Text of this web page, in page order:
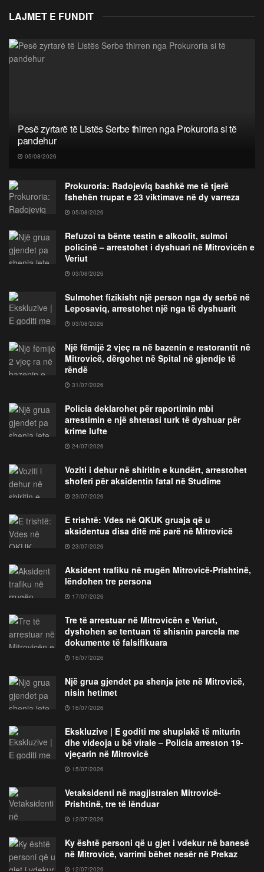
LAJMET E FUNDIT
Pesë zyrtarë të Listës Serbe thirren nga Prokuroria si të
pandehur
05/08/2026
Prokuroria: Radojeviq bashkë me të tjerë
fshehën trupat e 23 viktimave në dy varreza
05/08/2026
Refuzoi ta bënte testin e alkoolit, sulmoi
policinë – arrestohet i dyshuari në Mitrovicën e
Veriut
03/08/2026
Sulmohet fizikisht një person nga dy serbë në
Leposaviq, arrestohet një nga të dyshuarit
03/08/2026
Një fëmijë 2 vjeç ra në bazenin e restorantit në
Mitrovicë, dërgohet në Spital në gjendje të
rëndë
31/07/2026
Policia deklarohet për raportimin mbi
arrestimin e një shtetasi turk të dyshuar për
krime lufte
24/07/2026
Voziti i dehur në shiritin e kundërt, arrestohet
shoferi për aksidentin fatal në Studime
23/07/2026
E trishtë: Vdes në QKUK gruaja që u
aksidentua disa ditë më parë në Mitrovicë
23/07/2026
Aksident trafiku në rrugën Mitrovicë-Prishtinë,
lëndohen tre persona
17/07/2026
Tre të arrestuar në Mitrovicën e Veriut,
dyshohen se tentuan të shisnin parcela me
dokumente të falsifikuara
16/07/2026
Një grua gjendet pa shenja jete në Mitrovicë,
nisin hetimet
16/07/2026
Ekskluzive | E goditi me shuplakë të miturin
dhe videoja u bë virale – Policia arreston 19-
vjeçarin në Mitrovicë
15/07/2026
Vetaksidenti në magjistralen Mitrovicë-
Prishtinë, tre të lënduar
12/07/2026
Ky është personi që u gjet i vdekur në banesë
në Mitrovicë, varrimi bëhet nesër në Prekaz
12/07/2026